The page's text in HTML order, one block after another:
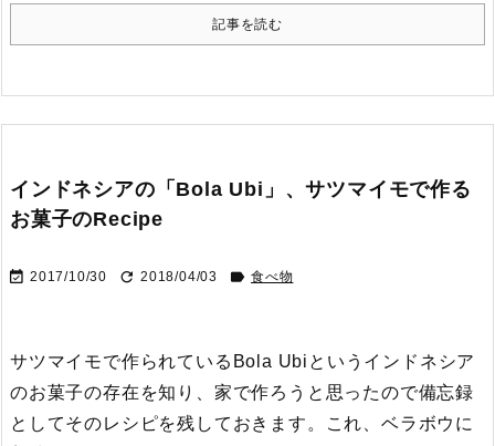
記事を読む
インドネシアの「Bola Ubi」、サツマイモで作る
お菓子のRecipe
 2017/10/30  2018/04/03  食べ物
サツマイモで作られているBola Ubiというインドネシア
のお菓子の存在を知り、家で作ろうと思ったので備忘録
としてそのレシピを残しておきます。
これ、ベラボウに